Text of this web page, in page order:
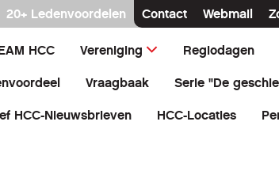
20+ Ledenvoordelen Contact Webmail
HCC Vereniging Regiodagen
Vraagbaak Serie "De
HCC-Nieuwsbrieven HCC-Locaties